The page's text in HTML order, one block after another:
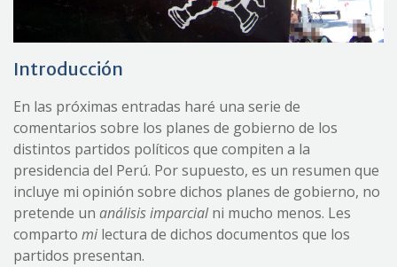
Introducción
En las próximas entradas haré una serie de
comentarios sobre los planes de gobierno de los
distintos partidos políticos que compiten a la
presidencia del Perú. Por supuesto, es un resumen que
incluye mi opinión sobre dichos planes de gobierno, no
pretende un análisis imparcialni mucho menos. Les
comparto mi lectura de dichos documentos que los
partidos presentan.